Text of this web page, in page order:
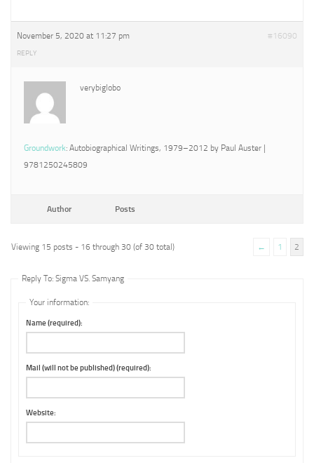
November 5, 2020 at 11:27 pm #16090
REPLY
verybiglobo
Groundwork: Autobiographical Writings, 1979–2012 by Paul Auster |
9781250245809
Author Posts
Viewing 15 posts - 16 through 30 (of 30 total) ← 1 2
Reply To: Sigma VS. Samyang
Your information:
Name (required):
Mail (will not be published) (required):
Website: